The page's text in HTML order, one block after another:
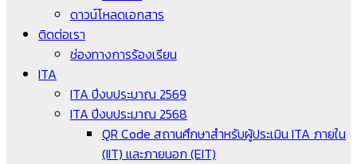
ดาวน์โหลดเอกสาร
ติดต่อเรา
ช่องทางการร้องเรียน
ITA
ITA ปีงบประมาณ 2569
ITA ปีงบประมาณ 2568
QR Code สถานศึกษาสำหรับผู้ประเมิน ITA ภายใน
(IIT) และภายนอก (EIT)